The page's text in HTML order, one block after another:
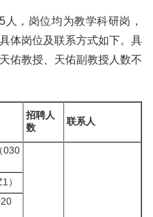
，岗位均为教学科研岗，
体岗位及联系方式如下。具
佑教授、天佑副教授人数不
招聘人
数
联系人
030
）